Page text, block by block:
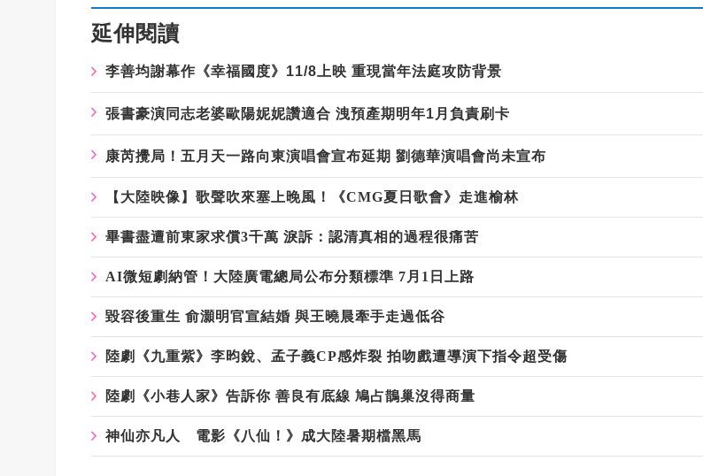
延伸閱讀
李善均謝幕作《幸福國度》 11/8 上映 重現當年法庭攻防背景
張書豪演同志老婆歐陽妮妮讚適合 洩預產期明年1 月負責刷卡
康芮攪局！五月天一路向東演唱會宣布延期 劉德華演唱會尚未宣布
【大陸映像】歌聲吹來塞上晚風！《CMG夏日歌會》走進榆林
畢書盡遭前東家求償3千萬 淚訴：認清真相的過程很痛苦
AI微短劇納管！大陸廣電總局公布分類標準 7月1日上路
毀容後重生 俞灝明官宣結婚 與王曉晨牽手走過低谷
陸劇《九重紫》李昀銳、孟子義CP感炸裂 拍吻戲遭導演下指令超受傷
陸劇《小巷人家》告訴你 善良有底線 鳩占鵲巢沒得商量
神仙亦凡人 電影《八仙！》成大陸暑期檔黑馬